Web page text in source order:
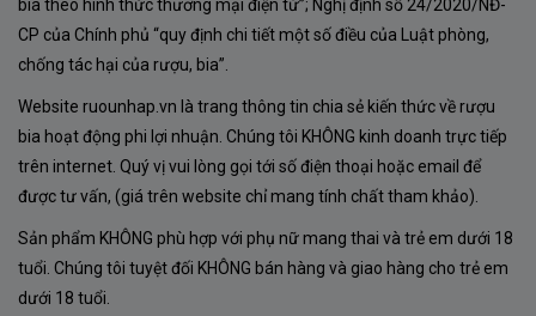
phóng khoáng đặc trưng của phong cách Úc hiện đại.
những nốt hương ấm áp của gỗ tuyết tùng và da
thuộc
, mang đến cảm giác vừa gần gũi, vừa quyến rũ
khó quên.
Vị rượu – Cân bằng, mềm mại và tràn đầy sức sống
Khi nhấp ngụm đầu tiên, vị rượu
mềm mượt lan tỏa
bia theo hình thức thương mại điện tử”; Nghị định số 24/2020/NĐ-
CP của Chính phủ “quy định chi tiết một số điều của Luật phòng,
chống tác hại của rượu, bia”.
Website ruounhap.vn là trang thông tin chia sẻ kiến thức về rượu
bia hoạt động phi lợi nhuận. Chúng tôi KHÔNG kinh doanh trực tiếp
trên internet. Quý vị vui lòng gọi tới số điện thoại hoặc email để
được tư vấn, (giá trên website chỉ mang tính chất tham khảo).
Sản phẩm KHÔNG phù hợp với phụ nữ mang thai và trẻ em dưới 18
tuổi. Chúng tôi tuyệt đối KHÔNG bán hàng và giao hàng cho trẻ em
dưới 18 tuổi.